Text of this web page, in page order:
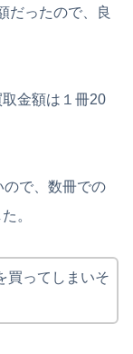
だったので、良
金額は１冊20
で、数冊での
。
買ってしまいそ